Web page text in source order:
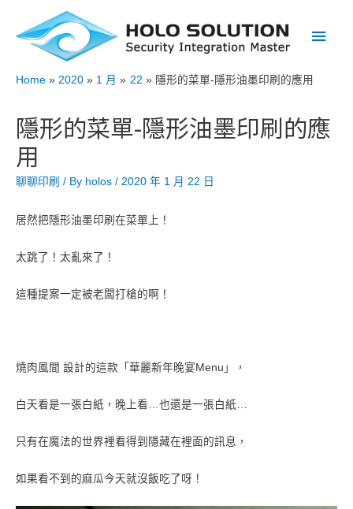
Main
Home 2020 1 月 22 隱形的菜單-隱形油墨印刷的應用
隱形的菜單-隱形油墨印刷的應
用
聊聊印刷 / By holos / 2020 年 1 月 22 日
居然把隱形油墨印刷在菜單上！
太跳了！太亂來了！
這種提案一定被老闆打槍的啊！
燒肉風間 設計的這款「華麗新年晚宴Menu」，
白天看是一張白紙，晚上看…也還是一張白紙…
只有在魔法的世界裡看得到隱藏在裡面的訊息，
如果看不到的麻瓜今天就沒飯吃了呀！